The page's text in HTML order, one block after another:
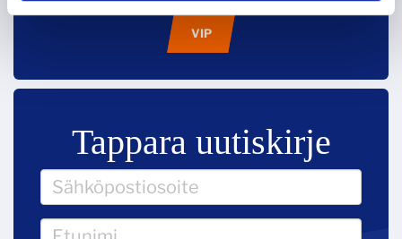
VIP
Tappara uutiskirje